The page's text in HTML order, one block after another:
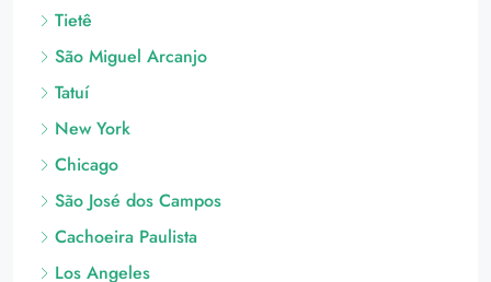
Tietê
São Miguel Arcanjo
Tatuí
New York
Chicago
São José dos Campos
Cachoeira Paulista
Los Angeles